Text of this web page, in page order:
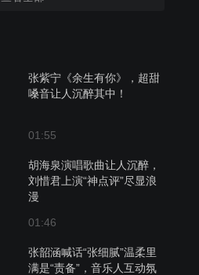
张紫宁《余生有你》，超甜
嗓音让人沉醉其中！
01:55
胡海泉演唱歌曲让人沉醉，
刘惜君上演“神点评”尽显浪
漫
01:46
张韶涵喊话“张细腻”温柔里
满是“责备”，音乐人互动氛